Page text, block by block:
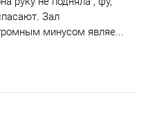
Зал
минусом являе...